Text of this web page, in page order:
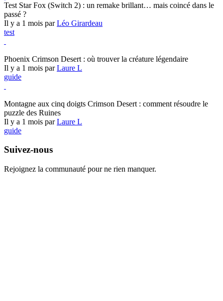
Test Star Fox (Switch 2) : un remake brillant… mais coincé dans le
passé ?
Il y a 1 mois parLéo Girardeau
test
Phoenix Crimson Desert : où trouver la créature légendaire
Il y a 1 mois parLaure L
guide
Montagne aux cinq doigts Crimson Desert : comment résoudre le
puzzle des Ruines
Il y a 1 mois parLaure L
guide
Suivez-nous
Rejoignez la communauté pour ne rien manquer.